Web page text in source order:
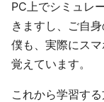
PC上でシミュレ
きますし、ご自
僕も、実際にス
覚えています。
これから学習す